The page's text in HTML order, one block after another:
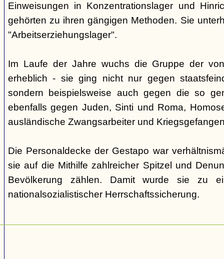
Einweisungen in Konzentrationslager und
gehörten zu ihren gängigen Methoden. Sie
"Arbeitserziehungslager".
Im Laufe der Jahre wuchs die Gruppe der
erheblich - sie ging nicht nur gegen
sondern beispielsweise auch gegen die so
ebenfalls gegen Juden, Sinti und Roma,
ausländische Zwangsarbeiter und
Die Personaldecke der Gestapo war
sie auf die Mithilfe zahlreicher Spitzel und
Bevölkerung zählen. Damit wurde sie zu
nationalsozialistischer Herrschaftssicherung.